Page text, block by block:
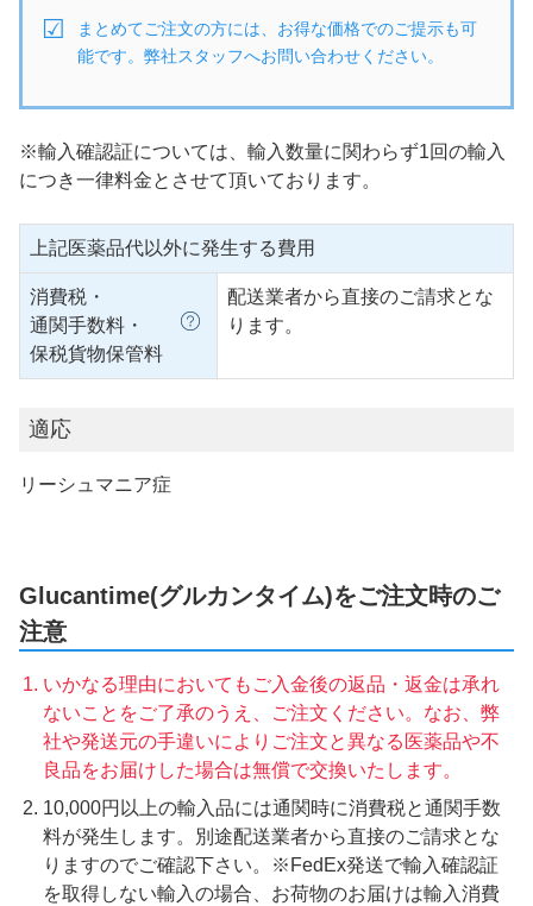
まとめてご注文の方には、お得な価格でのご提示も可
能です。弊社スタッフへお問い合わせください。
※輸入確認証については、輸入数量に関わらず1回の輸入
につき一律料金とさせて頂いております。
上記医薬品代以外に発生する費用
消費税・
通関手数料・
保税貨物保管料
配送業者から直接のご請求とな
ります。
適応
リーシュマニア症
Glucantime(グルカンタイム)をご注文時のご
注意
いかなる理由においてもご入金後の返品・返金は承れ
ないことをご了承のうえ、ご注文ください。なお、弊
社や発送元の手違いによりご注文と異なる医薬品や不
良品をお届けした場合は無償で交換いたします。
10,000円以上の輸入品には通関時に消費税と通関手数
料が発生します。別途配送業者から直接のご請求とな
りますのでご確認下さい。※FedEx発送で輸入確認証
を取得しない輸入の場合、お荷物のお届けは輸入消費